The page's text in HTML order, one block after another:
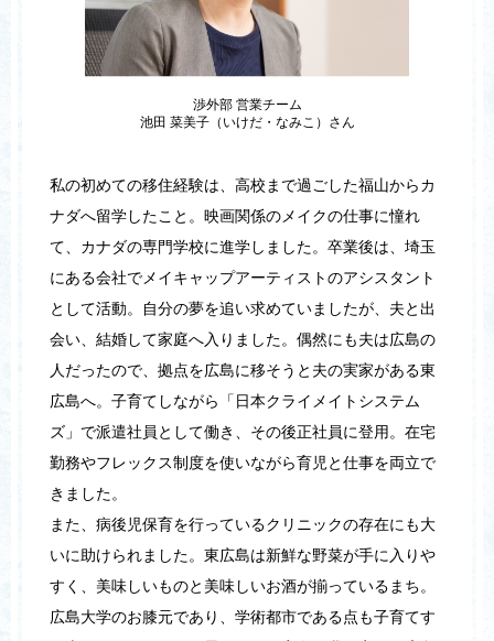
渉外部 営業チーム
池田 菜美子（いけだ・なみこ）さん
私の初めての移住経験は、高校まで過ごした福山からカ
ナダへ留学したこと。映画関係のメイクの仕事に憧れ
て、カナダの専門学校に進学しました。卒業後は、埼玉
にある会社でメイキャップアーティストのアシスタント
として活動。自分の夢を追い求めていましたが、夫と出
会い、結婚して家庭へ入りました。偶然にも夫は広島の
人だったので、拠点を広島に移そうと夫の実家がある東
広島へ。子育てしながら「日本クライメイトシステム
ズ」で派遣社員として働き、その後正社員に登用。在宅
勤務やフレックス制度を使いながら育児と仕事を両立で
きました。
また、病後児保育を行っているクリニックの存在にも大
いに助けられました。東広島は新鮮な野菜が手に入りや
すく、美味しいものと美味しいお酒が揃っているまち。
広島大学のお膝元であり、学術都市である点も子育てす